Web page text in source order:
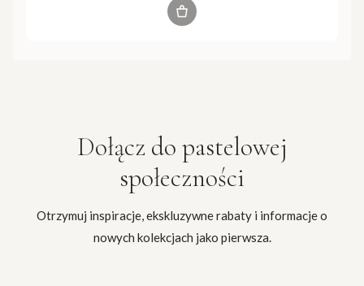
Zobacz produkt
Dołącz do pastelowej
społeczności
Otrzymuj inspiracje, ekskluzywne rabaty i informacje o
nowych kolekcjach jako pierwsza.